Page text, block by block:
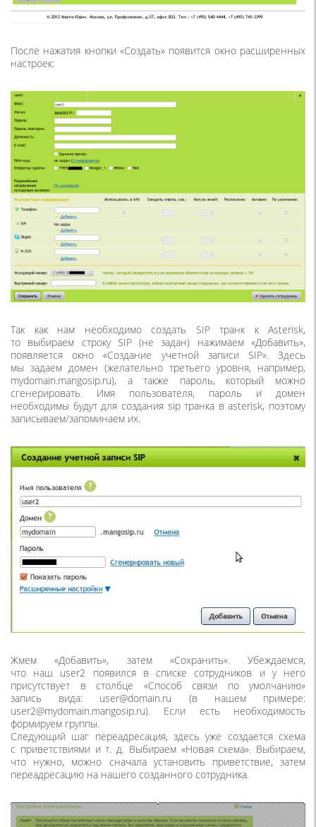
После нажатия кнопки «Создать» появится окно расширенных
настроек:
Так как нам необходимо создать SIP транк к Asterisk,
то выбираем строку SIP (не задан) нажимаем «Добавить»,
появляется окно
«Создание учетной записи SIP». Здесь
мы задаем домен (желательно третьего уровня, например,
mydomain.mangosip.ru), а также пароль, который можно
сгенерировать. Имя пользователя, пароль и домен
необходимы будут для создания sip транка в asterisk, поэтому
записываем/запоминаем их.
Жмем «Добавить», затем «Сохранить». Убеждаемся,
что наш user2 появился в списке сотрудников и у него
присутствует в столбце
«Способ связи по умолчанию»
запись вида: user@domain.ru
(в нашем примере:
user2@mydomain.mangosip.ru). Если есть необходимость
формируем группы.
Следующий шаг переадресация, здесь уже создается схема
с приветствиями и т. д. Выбираем «Новая схема». Выбираем,
что нужно, можно сначала установить приветствие, затем
переадресацию на нашего созданного сотрудника.